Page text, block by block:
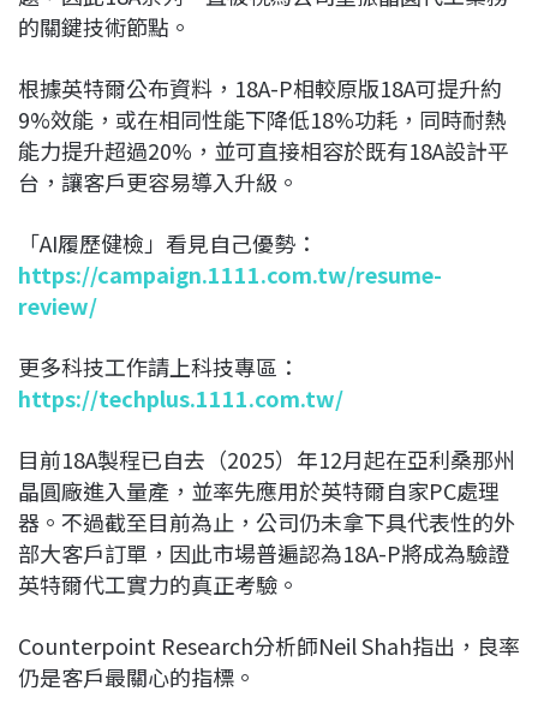
的關鍵技術節點。
根據英特爾公布資料，18A-P相較原版18A可提升約
9%效能，或在相同性能下降低18%功耗，同時耐熱
能力提升超過20%，並可直接相容於既有18A設計平
台，讓客戶更容易導入升級。
「AI履歷健檢」看見自己優勢：
https://campaign.1111.com.tw/resume-
review/
更多科技工作請上科技專區：
https://techplus.1111.com.tw/
目前18A製程已自去（2025）年12月起在亞利桑那州
晶圓廠進入量產，並率先應用於英特爾自家PC處理
器。不過截至目前為止，公司仍未拿下具代表性的外
部大客戶訂單，因此市場普遍認為18A-P將成為驗證
英特爾代工實力的真正考驗。
Counterpoint Research分析師Neil Shah指出，良率
仍是客戶最關心的指標。